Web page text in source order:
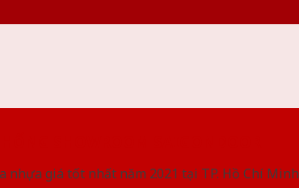
nhựa giá tốt nhất năm 2021 tại TP. Hồ Chí Minh